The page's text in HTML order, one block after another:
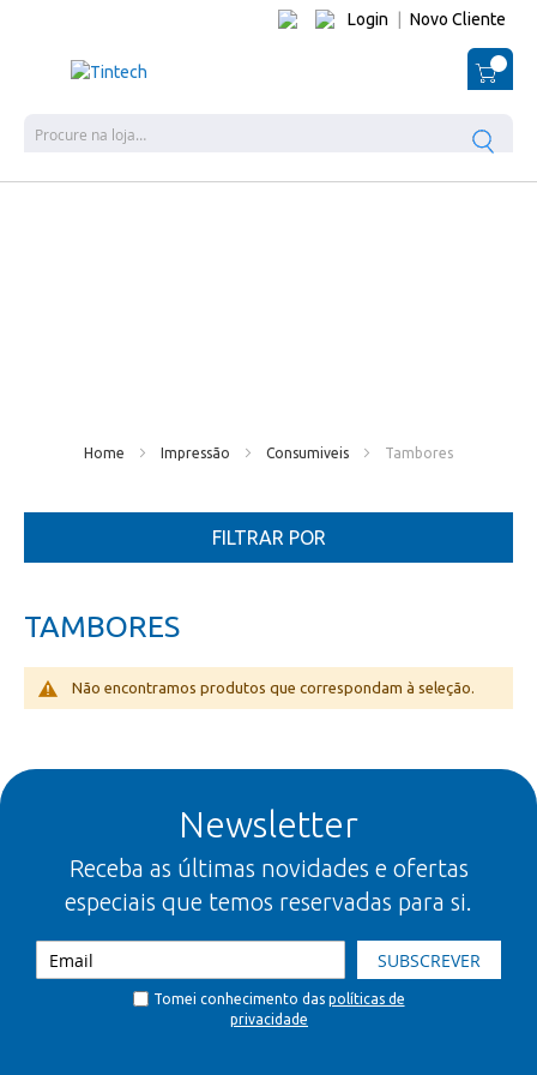
Login Novo Cliente
O
Home Impressão Consumiveis Tambores
TAMBORES
Não encontramos produtos que correspondam à seleção.
FILTRAR POR
Newsletter
Receba as últimas novidades e ofertas
especiais que temos reservadas para si.
SUBSCREVER
Tomei conhecimento das políticas de
privacidade